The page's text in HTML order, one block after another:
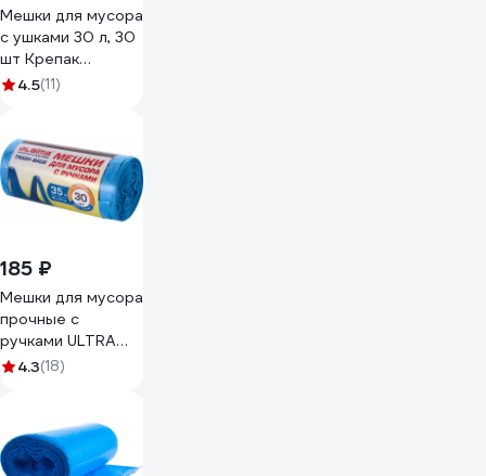
Мешки для мусора
с ушками 30 л, 30
шт Крепак
4607075710450
4.5(11)
185 ₽
Мешки для мусора
прочные с
ручками ULTRA
(30 шт.; 35 л;
607683
4.3(18)